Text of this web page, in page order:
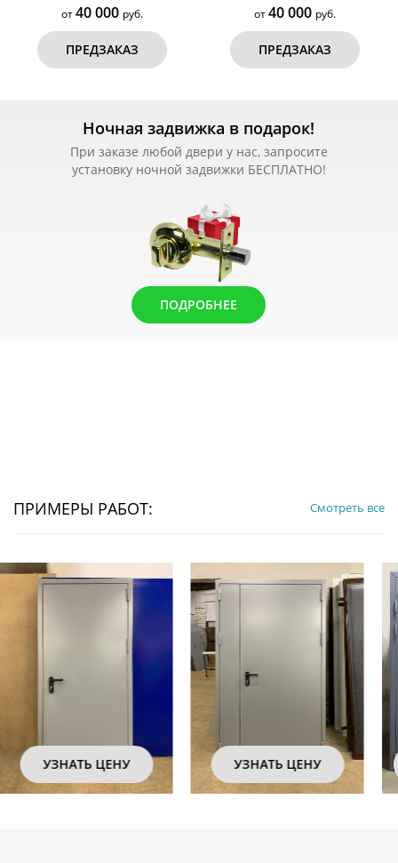
от40 000 руб.
ПРЕДЗАКАЗ
от40 000 руб.
ПРЕДЗАКАЗ
Ночная задвижка в подарок!
При заказе любой двери у нас, запросите
установку ночной задвижки БЕСПЛАТНО!
ПОДРОБНЕЕ
ПРИМЕРЫ РАБОТ: Смотреть все
УЗНАТЬ ЦЕНУ УЗНАТЬ ЦЕНУ